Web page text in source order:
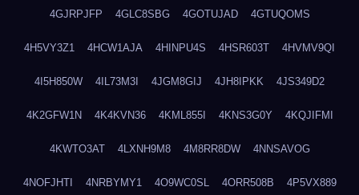
4GJRPJFP 4GLC8SBG 4GOTUJAD 4GTUQOMS
4H5VY3Z1 4HCW1AJA 4HINPU4S 4HSR603T 4HVMV9QI
4I5H850W 4IL73M3I 4JGM8GIJ 4JH8IPKK 4JS349D2
4K2GFW1N 4K4KVN36 4KML855I 4KNS3G0Y 4KQJIFMI
4KWTO3AT 4LXNH9M8 4M8RR8DW 4NNSAVOG
4NOFJHTI 4NRBYMY1 4O9WC0SL 4ORR508B 4P5VX889